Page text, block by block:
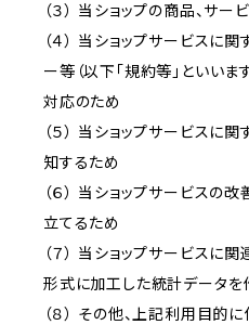
（３） 当ショップの商品、サ
（４） 当ショップサービスに
ー等（以下「規約等」といいま
対応のため
（５） 当ショップサービスに
知するため
（６） 当ショップサービスの
立てるため
（７） 当ショップサービスに
形式に加工した統計データを
（８） その他、上記利用目的